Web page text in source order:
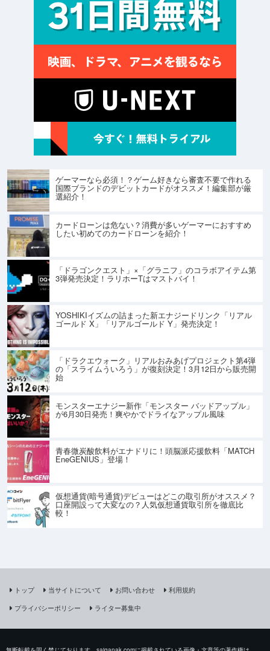
ゲーマーなら必須！？ゲーム好きなら審査不要で作れる
国際ブランドのデビットカードがオススメ！編集部が厳
選紹介！
カードローンは危ない？消費が多いゲーマーにおすすめ
したい初めてのカードローンを紹介！
「ドラゴンクエスト」×「グラニフ」のコラボアイテム第
3弾発売決定！ラリホーTはマストバイ！
YOSHIKIイズムの詰まった新エナジードリンク「リアル
ゴールド X」「リアルゴールド Y」発売決定！
「ドラクエウォーク」リアルおみあげプロジェクト第4弾
の「スライムういろう」が復刻決定！3月12日から販売開
始
モンスターエナジー新作「モンスター バッドアップル」
が6月30日発売！爽やかでドライなアップル風味
青春微炭酸飲料がエナドリに！頭脳派応援飲料「MATCH
EneGENIUS」登場！
仮想通貨(暗号通貨)デビューはどこの取引所がオススメ？
口座開設って大変なの？人気仮想通貨取引所を徹底比
較！
トップ 当サイトについて お問い合わせ
利用規約
プライバシーポリシー
ライター募集中